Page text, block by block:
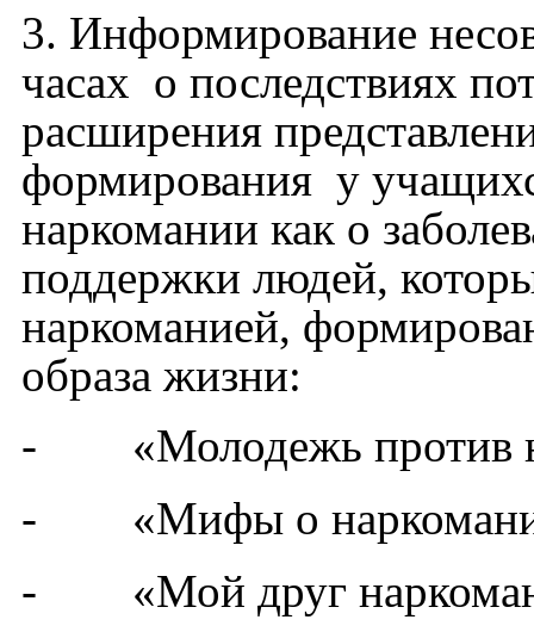
3. Информирование
часах о последствиях
расширения
формирования у
наркомании как о
поддержки людей,
наркоманией,
образа жизни:
- «Молодежь против
- «Мифы о
- «Мой друг